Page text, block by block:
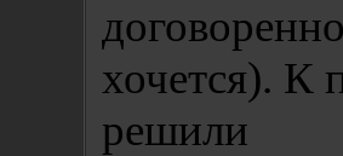
хочется). К
решили